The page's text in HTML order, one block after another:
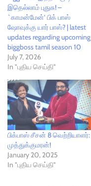
இதெல்லாம் புதுசு! –
`காமன்மேன்’ பிக் பாஸ்
ஷோவுக்கு யார் பாஸ்? | latest
updates regarding upcoming
biggboss tamil season 10
July 7, 2026
In "புதிய செய்தி"
பிக்பாஸ் சீசன் 8 வெற்றியாளர்:
முத்துக்குமரன்!
January 20, 2025
In "புதிய செய்தி"